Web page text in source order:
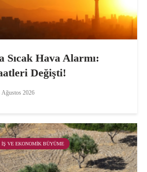
Sıcak Hava Alarmı:
Değişti!
Ağustos 2026
VE EKONOMIK BÜYÜME